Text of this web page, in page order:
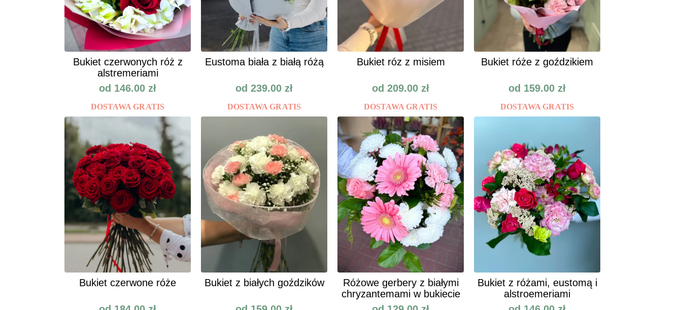
Bukiet czerwonych róż z
alstremeriami
od 146.00 zł
DOSTAWA GRATIS
Eustoma biała z białą różą
od 239.00 zł
DOSTAWA GRATIS
Bukiet róz z misiem
od 209.00 zł
DOSTAWA GRATIS
Bukiet róże z goździkiem
od 159.00 zł
DOSTAWA GRATIS
Bukiet czerwone róże Bukiet z białych goździków
Różowe gerbery z białymi
chryzantemami w bukiecie
Bukiet z różami, eustomą i
alstroemeriami